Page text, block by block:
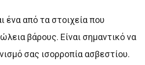
ένα από τα στοιχεία που
βάρους. Είναι σημαντικό να
σας ισορροπία ασβεστίου.